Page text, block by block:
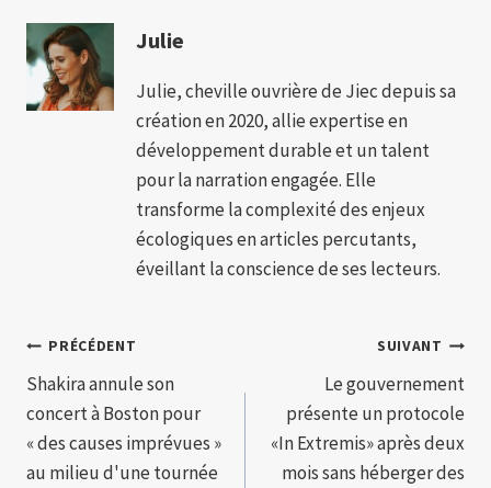
Julie
Julie, cheville ouvrière de Jiec depuis sa
création en 2020, allie expertise en
développement durable et un talent
pour la narration engagée. Elle
transforme la complexité des enjeux
écologiques en articles percutants,
éveillant la conscience de ses lecteurs.
Navigation
de
l’article
PRÉCÉDENT
Shakira annule son
concert à Boston pour
« des causes imprévues »
au milieu d'une tournée
SUIVANT
Le gouvernement
présente un protocole
«In Extremis» après deux
mois sans héberger des